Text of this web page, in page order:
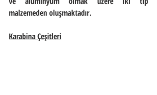
malzemeden oluşmaktadır.
Karabina Çeşitleri